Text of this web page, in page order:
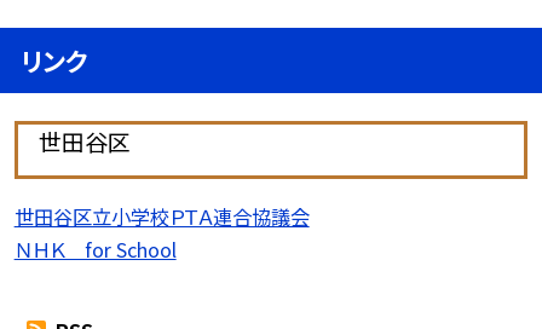
リンク
世田谷区
世田谷区立小学校ＰＴＡ連合協議会
ＮＨＫ for School